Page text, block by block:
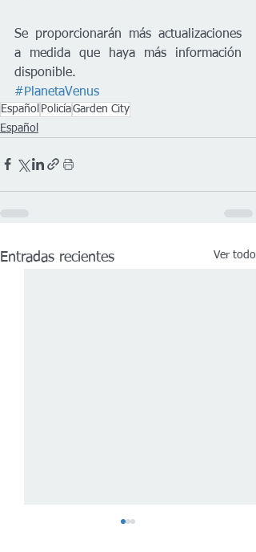
Se proporcionarán más actualizaciones
a medida que haya más información
disponible.
#PlanetaVenus
Español PolicíaGarden City
Español
Entradas recientes Ver todo